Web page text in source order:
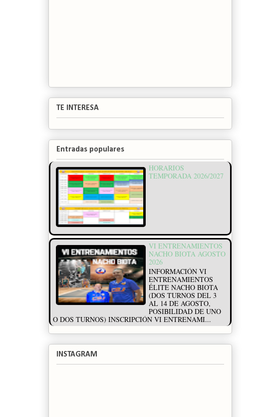
TE INTERESA
Entradas populares
HORARIOS
TEMPORADA 2026/2027
VI ENTRENAMIENTOS
NACHO BIOTA AGOSTO
2026
INFORMACIÓN VI
ENTRENAMIENTOS
ÉLITE NACHO BIOTA
(DOS TURNOS DEL 3
AL 14 DE AGOSTO,
POSIBILIDAD DE UNO
O DOS TURNOS) INSCRIPCIÓN VI ENTRENAMI...
INSTAGRAM